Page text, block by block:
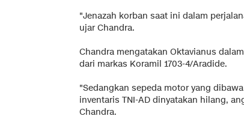
"Jenazah korban saat ini dalam
ujar Chandra.
Chandra mengatakan Oktavianus
dari markas Koramil 1703-4/Aradide.
"Sedangkan sepeda motor yang
inventaris TNI-AD dinyatakan hilang,
Chandra.